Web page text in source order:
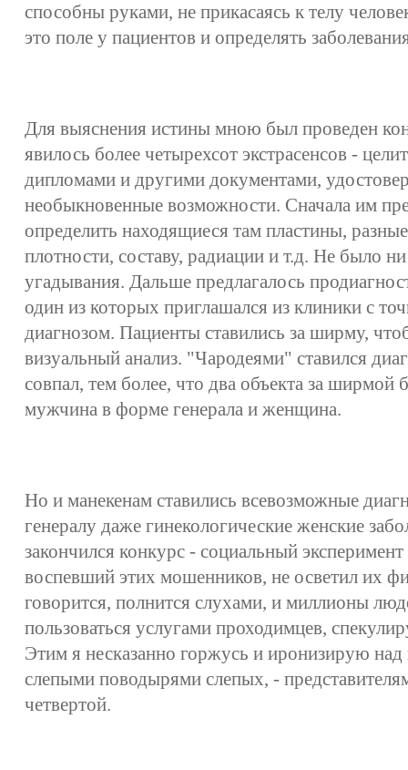
способны руками, не прикасаясь к телу
это поле у пациентов и определять
Для выяснения истины мною был проведен
явилось более четырехсот экстрасенсов -
дипломами и другими документами,
необыкновенные возможности. Сначала им
определить находящиеся там пластины,
плотности, составу, радиации и т.д. Не было
угадывания. Дальше предлагалось
один из которых приглашался из клиники с
диагнозом. Пациенты ставились за ширму,
визуальный анализ. "Чародеями" ставился
совпал, тем более, что два объекта за ширмой
мужчина в форме генерала и женщина.
Но и манекенам ставились всевозможные
генералу даже гинекологические женские
закончился конкурс - социальный
воспевший этих мошенников, не осветил их
говорится, полнится слухами, и миллионы
пользоваться услугами проходимцев,
Этим я несказанно горжусь и иронизирую
слепыми поводырями слепых, -
четвертой.